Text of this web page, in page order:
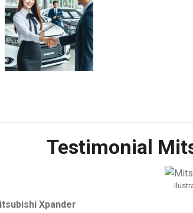
Testimonial
Xpander